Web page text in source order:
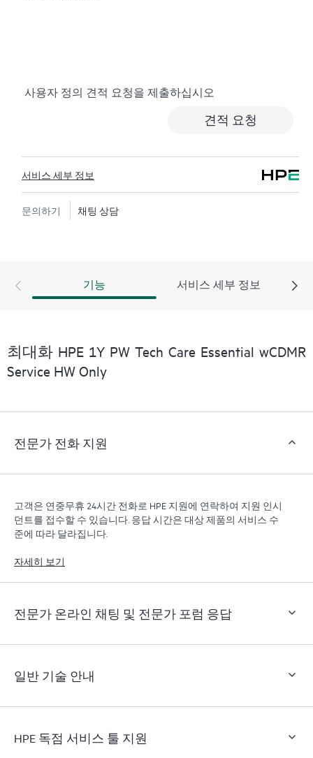
해 도움을 받을 수 있습니다. 고객은 특정 워크로드의 컨
보유한 전문 기술 리소스에 대한 액세스를 제공받으며,
지 않도록 합니다.
HPE Tech Care 서비스는 지원 대상 제품의 운영, 관리, 보
안에 대한 일반 기술 안내를 제공함으로써 기존의 지원
제품, 서비스, 사례에 대한 실행 가능한 데이터와 HPE
Tech Care 서비스 하에 지원되는 지원 계약을 제공하는
제품과 그 상호 작용 방식을 인지하여 더 쉽게 자산을 관
리할 수 있습니다. 새로운 셀프 서비스 툴을 활용하여 고
객은 지원 인시던트를 열지 않고도 특정 활동을 수행할
Tech Care 서비스는 엣지부터 클라우드까지 우수한 운영
세스를 제공합니다.
사용자 정의 견적 요청을 제출하십시오
견적 요청
서비스 세부 정보
문의하기 채팅 상담
기능 서비스 세부 정보
최대화 HPE 1Y PW Tech Care Essential wCDMR
Service HW Only
전문가 전화 지원
고객은 연중무휴 24시간 전화로 HPE 지원에 연락하여 지원 인시
던트를 접수할 수 있습니다. 응답 시간은 대상 제품의 서비스 수
준에 따라 달라집니다.
자세히 보기
전문가 온라인 채팅 및 전문가 포럼 응답
일반 기술 안내
HPE 독점 서비스 툴 지원